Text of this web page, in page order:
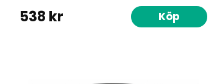
538 kr Köp